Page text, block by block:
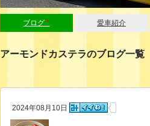
ブログ * 愛車紹介
アーモンドカステラのブログ一覧
2024年08月10日